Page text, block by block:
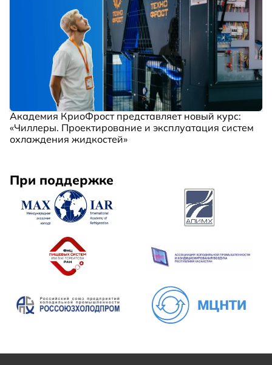
Академия КриоФрост представляет новый курс:
«Чиллеры. Проектирование и эксплуатация систем
охлаждения жидкостей»
При поддержке